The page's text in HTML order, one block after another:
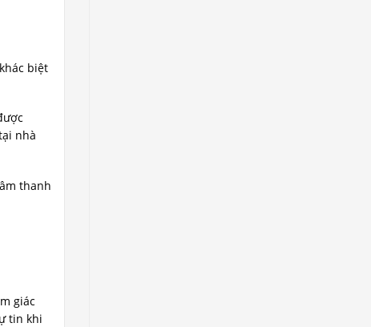
biệt
nhà
thanh
giác
tin khi